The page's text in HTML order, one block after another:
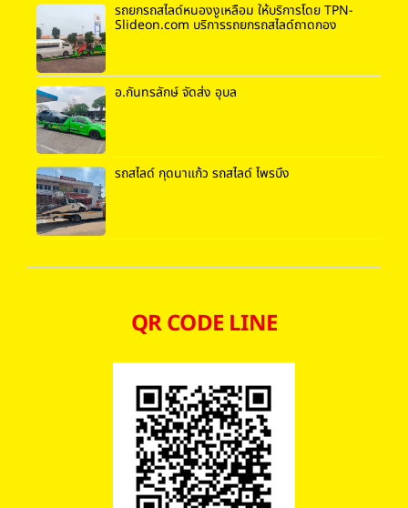
รถยกรถสไลด์หนองงูเหลือม ให้บริการโดย TPN-
Slideon.com บริการรถยกรถสไลด์ถาดกอง
อ.กันทรลักษ์ จัดส่ง อุบล
รถสไลด์ กุดนาแก้ว รถสไลด์ ไพรบึง
QR CODE LINE